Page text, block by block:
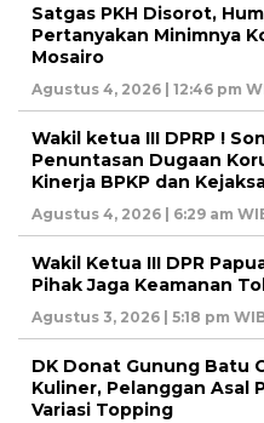
Satgas PKH Disorot,
Pertanyakan Minimnya
Mosairo
Agustus 4, 2026 | 12:46 pm
Wakil ketua III DPRP !
Penuntasan Dugaan
Kinerja BPKP dan
Agustus 4, 2026 | 6:29 am
Wakil Ketua III DPR
Pihak Jaga Keamanan
Agustus 3, 2026 | 5:18 pm
DK Donat Gunung Batu
Kuliner, Pelanggan Asal
Variasi Topping